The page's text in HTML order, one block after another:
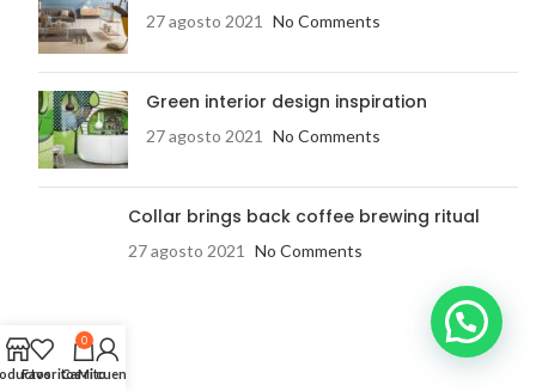
27 agosto 2021 No Comments
Green interior design inspiration
27 agosto 2021 No Comments
Collar brings back coffee brewing ritual
27 agosto 2021 No Comments
Favoritos
0
Carrito
Mi cuenta